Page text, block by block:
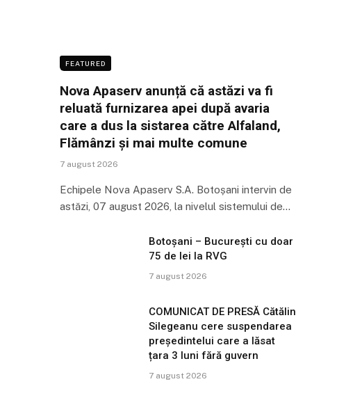
FEATURED
Nova Apaserv anunță că astăzi va fi
reluată furnizarea apei după avaria
care a dus la sistarea către Alfaland,
Flămânzi și mai multe comune
7 august 2026
Echipele Nova Apaserv S.A. Botoșani intervin de
astăzi, 07 august 2026, la nivelul sistemului de…
Botoșani – București cu doar
75 de lei la RVG
7 august 2026
COMUNICAT DE PRESĂ Cătălin
Silegeanu cere suspendarea
președintelui care a lăsat
țara 3 luni fără guvern
7 august 2026